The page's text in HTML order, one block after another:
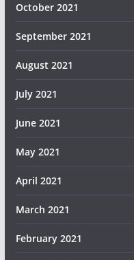
October 2021
September 2021
August 2021
July 2021
June 2021
May 2021
April 2021
March 2021
February 2021